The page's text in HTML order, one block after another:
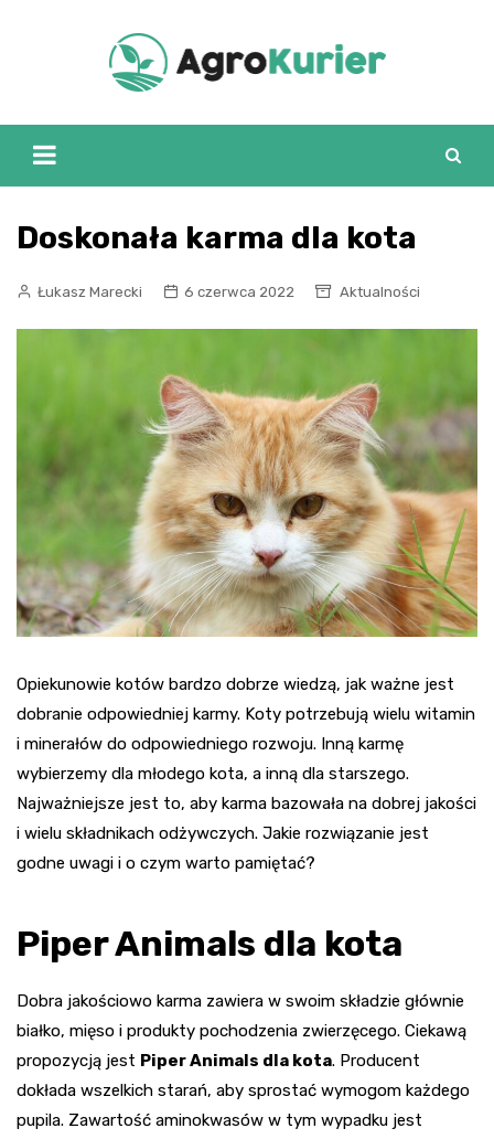
Doskonała karma dla kota
Łukasz Marecki 6 czerwca 2022 Aktualności
Opiekunowie kotów bardzo dobrze wiedzą, jak ważne jest
dobranie odpowiedniej karmy. Koty potrzebują wielu witamin
i minerałów do odpowiedniego rozwoju. Inną karmę
wybierzemy dla młodego kota, a inną dla starszego.
Najważniejsze jest to, aby karma bazowała na dobrej jakości
i wielu składnikach odżywczych. Jakie rozwiązanie jest
godne uwagi i o czym warto pamiętać?
Piper Animals dla kota
Dobra jakościowo karma zawiera w swoim składzie głównie
białko, mięso i produkty pochodzenia zwierzęcego. Ciekawą
propozycją jest Piper Animals dla kota. Producent
dokłada wszelkich starań, aby sprostać wymogom każdego
pupila. Zawartość aminokwasów w tym wypadku jest